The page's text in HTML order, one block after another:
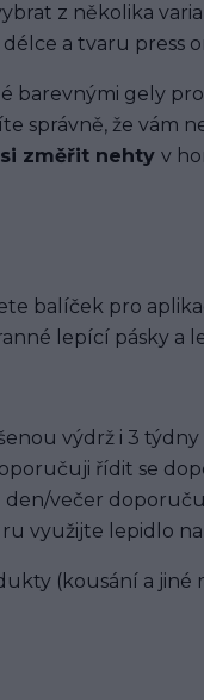
z několika
a tvaru press
barevnými gely
správně, že vám
změřit nehty v
balíček pro
lepící pásky a
výdrž i 3
řídit se
den/večer
využijte lepidlo
(kousání a